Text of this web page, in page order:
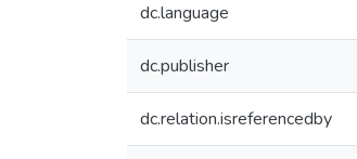
dc.language
dc.publisher
dc.relation.isreferencedby